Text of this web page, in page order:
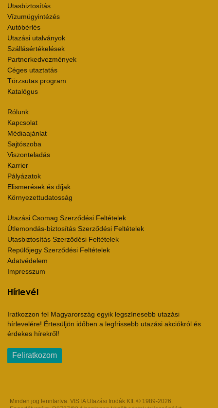
Utasbiztosítás
Vízumügyintézés
Autóbérlés
Utazási utalványok
Szállásértékelések
Partnerkedvezmények
Céges utaztatás
Törzsutas program
Katalógus
Rólunk
Kapcsolat
Médiaajánlat
Sajtószoba
Viszonteladás
Karrier
Pályázatok
Elismerések és díjak
Környezettudatosság
Utazási Csomag Szerződési Feltételek
Útlemondás-biztosítás Szerződési Feltételek
Utasbiztosítás Szerződési Feltételek
Repülőjegy Szerződési Feltételek
Adatvédelem
Impresszum
Hírlevél
Iratkozzon fel Magyarország egyik legszínesebb utazási
hírlevelére! Értesüljön időben a legfrissebb utazási akciókról és
érdekes hírekről!
Feliratkozom
Minden jog fenntartva. VISTA Utazási Irodák Kft. © 1989-2026.